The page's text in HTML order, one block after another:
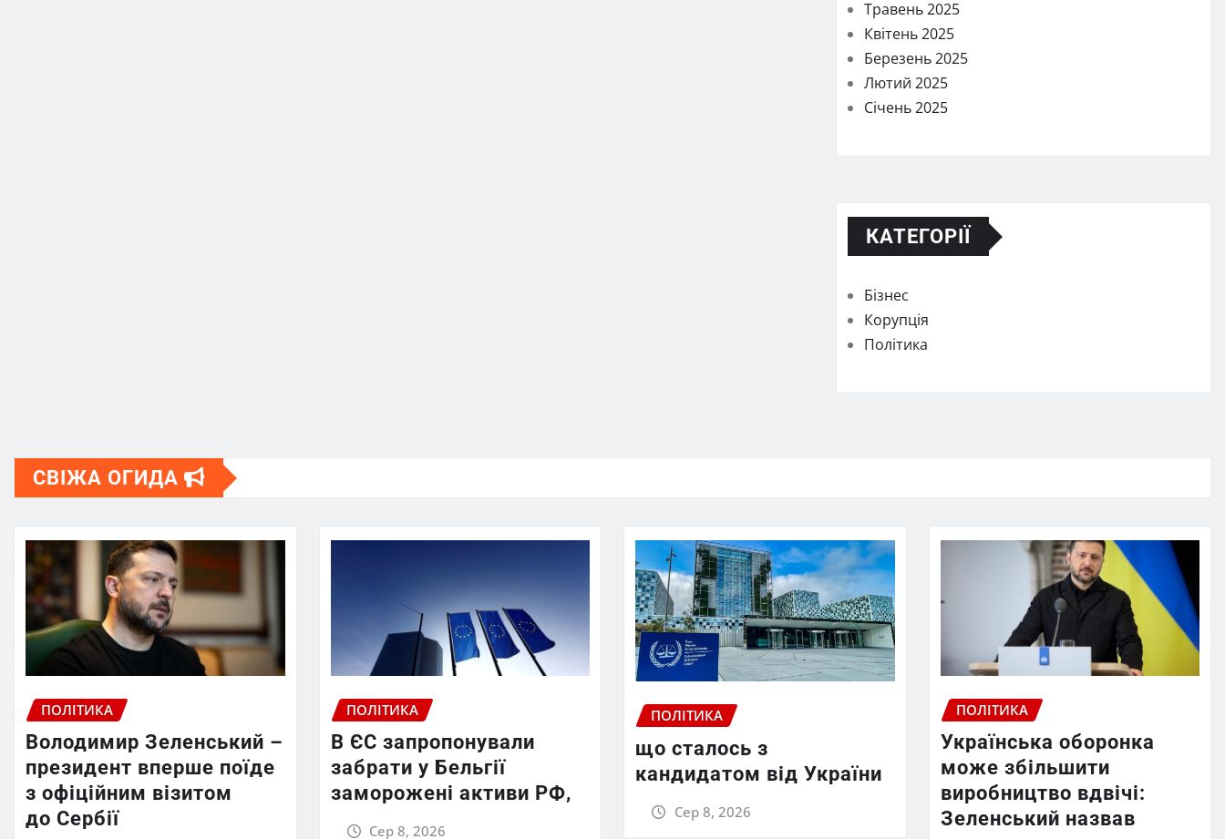
Травень 2025
Квітень 2025
Березень 2025
Лютий 2025
Січень 2025
КАТЕГОРІЇ
Бізнес
Корупція
Політика
СВІЖА ОГИДА
ПОЛІТИКА
Володимир Зеленський –
президент вперше поїде
з офіційним візитом
до Сербії
ПОЛІТИКА
В ЄС запропонували
забрати у Бельгії
заморожені активи РФ,
Сер 8, 2026
ПОЛІТИКА
що сталось з
кандидатом від України
Сер 8, 2026
ПОЛІТИКА
Українська оборонка
може збільшити
виробництво вдвічі:
Зеленський назвав